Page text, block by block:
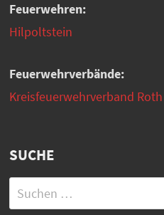
Feuerwehren:
Hilpoltstein
Feuerwehrverbände:
Kreisfeuerwehrverband Roth
SUCHE
Suchen
nach: